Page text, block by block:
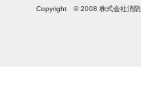
Copyright © 2008 株式会社消